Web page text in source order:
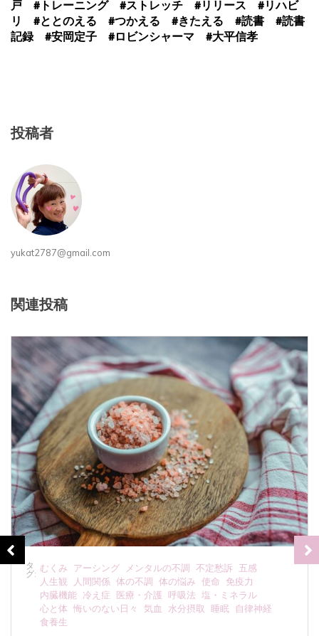
戸 #トレーニング #ストレッチ #リリース #リハビ
リ #ととのえる #つかえる #きたえる #読書 #読書
記録 #安岡定子 #ロビンシャーマ #大平信孝
投稿者
yukat2787@gmail.com
関連投稿
タ
グ:
むくみ メンタルの不調 不定愁訴 五感 人生観
体の不調
体の悩み 体験記 内臓機能 塩・ミネラル
心と体
悔いのない日々
東洋思想・東洋医学 睡眠
股関節痛
肩こり 腰痛 膝痛 足首痛 食養生